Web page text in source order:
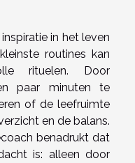
in het leven
routines kan
rituelen. Door
paar minuten te
of de leefruimte
en de balans.
benadrukt dat
is: alleen door